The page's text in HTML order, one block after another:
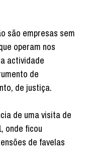
são empresas sem
operam nos
actividade
de
de justiça.
de uma visita de
onde ficou
de favelas